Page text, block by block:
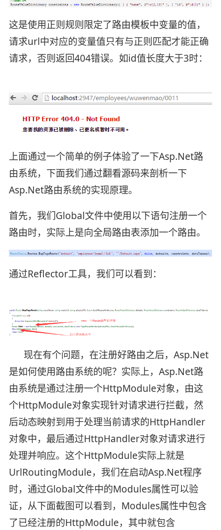
这是使用正则规则限定了路由模板中变量的值，
请求url中对应的变量值只有与正则匹配才能正确
请求，否则返回404错误。如id值长度大于3时：
上面通过一个简单的例子体验了一下Asp.Net路
由系统，下面我们通过翻看源码来剖析一下
Asp.Net路由系统的实现原理。
首先，我们Global文件中使用以下语句注册一个
路由时，实际上是向全局路由表添加一个路由。
通过Reflector工具，我们可以看到：
现在有个问题，在注册好路由之后，Asp.Net
是如何使用路由系统的呢？实际上，Asp.Net路
由系统是通过注册一个HttpModule对象，由这
个HttpModule对象实现针对请求进行拦截，然
后动态映射到用于处理当前请求的HttpHandler
对象中，最后通过HttpHandler对象对请求进行
处理并响应。这个HttpModule实际上就是
UrlRoutingModule，我们在启动Asp.Net程序
时，通过Global文件中的Modules属性可以验
证，从下面截图可以看到，Modules属性中包含
了已经注册的HttpModule，其中就包含